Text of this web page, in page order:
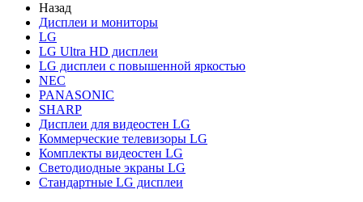
Назад
Дисплеи и мониторы
LG
LG Ultra HD дисплеи
LG дисплеи с повышенной яркостью
NEC
PANASONIC
SHARP
Дисплеи для видеостен LG
Коммерческие телевизоры LG
Комплекты видеостен LG
Светодиодные экраны LG
Стандартные LG дисплеи